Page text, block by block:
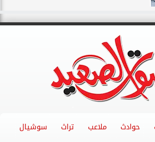
حوادث ملاعب تراث سوشيال